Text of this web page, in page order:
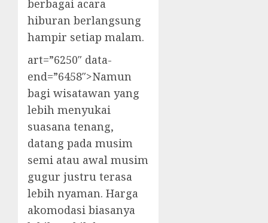
berbagai acara
hiburan berlangsung
hampir setiap malam.
art=”6250″ data-
end=”6458″>Namun
bagi wisatawan yang
lebih menyukai
suasana tenang,
datang pada musim
semi atau awal musim
gugur justru terasa
lebih nyaman. Harga
akomodasi biasanya